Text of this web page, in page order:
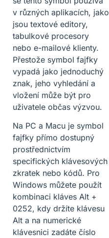
v různých aplikacích, jako
jsou textové editory,
tabulkové procesory
nebo e-mailové klienty.
Přestože symbol fajfky
vypadá jako jednoduchý
znak, jeho vyhledání a
vložení může být pro
uživatele občas výzvou.
Na PC a Macu je symbol
fajfky přímo dostupný
prostřednictvím
specifických klávesových
zkratek nebo kódů. Pro
Windows můžete použít
kombinaci kláves Alt +
0252, kdy držíte klávesu
Alt a na numerické
klávesnici zadáte číslo